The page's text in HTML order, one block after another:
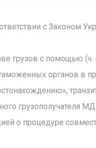
с Законом
грузов с помощью (ч.
органов в
грузополучателя
о процедуре